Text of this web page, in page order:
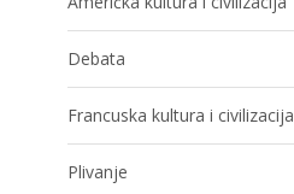
Debata
Francuska kultura i civilizacija
Plivanje